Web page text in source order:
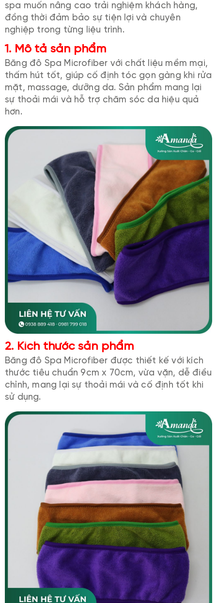
spa muốn nâng cao trải nghiệm khách hàng,
đồng thời đảm bảo sự tiện lợi và chuyên
nghiệp trong từng liệu trình.
1. Mô tả sản phẩm
Băng đô Spa Microfiber với chất liệu mềm mại,
thấm hút tốt, giúp cố định tóc gọn gàng khi rửa
mặt, massage, dưỡng da. Sản phẩm mang lại
sự thoải mái và hỗ trợ chăm sóc da hiệu quả
hơn.
2. Kích thước sản phẩm
Băng đô Spa Microfiber được thiết kế với kích
thước tiêu chuẩn 9cm x 70cm, vừa vặn, dễ điều
chỉnh, mang lại sự thoải mái và cố định tốt khi
sử dụng.